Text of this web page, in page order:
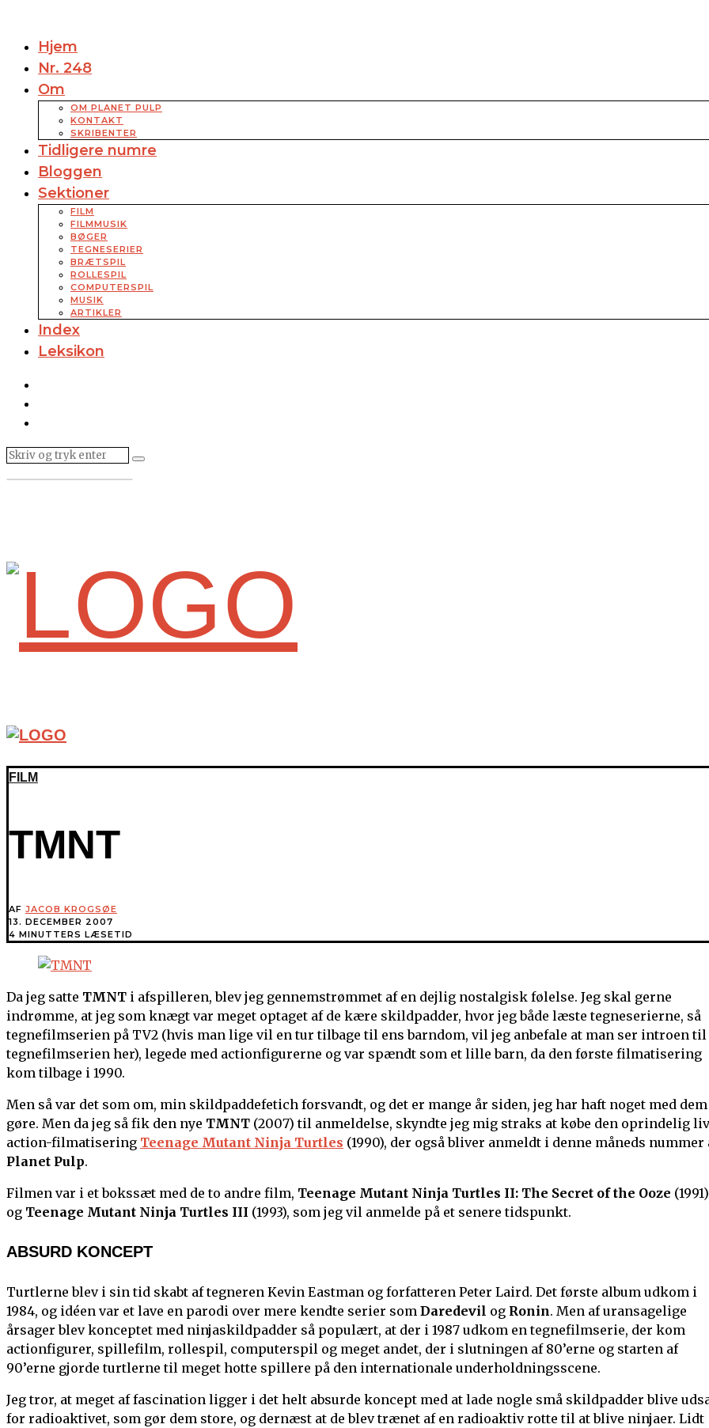
Hjem
Nr. 248
Om
OM PLANET PULP
KONTAKT
SKRIBENTER
Tidligere numre
Bloggen
Sektioner
FILM
FILMMUSIK
BØGER
TEGNESERIER
BRÆTSPIL
ROLLESPIL
COMPUTERSPIL
MUSIK
ARTIKLER
Index
Leksikon
FILM
TMNT
AF JACOB KROGSØE
13. DECEMBER 2007
4 MINUTTERS LÆSETID
Da jeg satte TMNT i afspilleren, blev jeg gennemstrømmet af en dejlig nostalgisk følelse. Jeg skal gerne
indrømme, at jeg som knægt var meget optaget af de kære skildpadder, hvor jeg både læste tegneserierne, så
tegnefilmserien på TV2 (hvis man lige vil en tur tilbage til ens barndom, vil jeg anbefale at man ser introen til
tegnefilmserien her), legede med actionfigurerne og var spændt som et lille barn, da den første filmatisering
kom tilbage i 1990.
Men så var det som om, min skildpaddefetich forsvandt, og det er mange år siden, jeg har haft noget med
gøre. Men da jeg så fik den nye TMNT (2007) til anmeldelse, skyndte jeg mig straks at købe den oprindelig
action-filmatisering Teenage Mutant Ninja Turtles (1990), der også bliver anmeldt i denne måneds nummer
Planet Pulp.
Filmen var i et bokssæt med de to andre film, Teenage Mutant Ninja Turtles II: The Secret of the Ooze (1991)
og Teenage Mutant Ninja Turtles III (1993), som jeg vil anmelde på et senere tidspunkt.
ABSURD KONCEPT
Turtlerne blev i sin tid skabt af tegneren Kevin Eastman og forfatteren Peter Laird. Det første album udkom i
1984, og idéen var et lave en parodi over mere kendte serier som Daredevil og Ronin. Men af uransagelige
årsager blev konceptet med ninjaskildpadder så populært, at der i 1987 udkom en tegnefilmserie, der kom
actionfigurer, spillefilm, rollespil, computerspil og meget andet, der i slutningen af 80’erne og starten af
90’erne gjorde turtlerne til meget hotte spillere på den internationale underholdningsscene.
Jeg tror, at meget af fascination ligger i det helt absurde koncept med at lade nogle små skildpadder blive
for radioaktivet, som gør dem store, og dernæst at de blev trænet af en radioaktiv rotte til at blive ninjaer. Lidt